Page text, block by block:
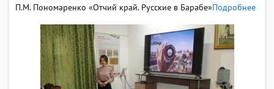
П.М. Пономаренко «Отчий край. Русские в Барабе»Подробнее